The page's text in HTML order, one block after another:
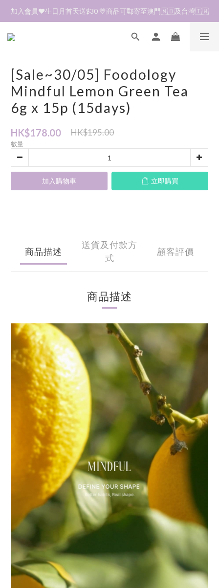
加入會員❤️生日月首天送$30 💛商品可郵寄至澳門🇲🇴及台灣🇹🇼
加入會員❤️生日月首天送$30 💛商品可郵寄至澳門🇲🇴及台灣🇹🇼
到貨資訊🛎️商品均由韓國直送到香港🇭🇰落單後約7～14天收貨
加入會員❤️生日月首天送$30 💛商品可郵寄至澳門🇲🇴及台灣🇹🇼
[Sale~30/05] Foodology
Mindful Lemon Green Tea
6g x 15p (15days)
HK$178.00 HK$195.00
數量
加入購物車 立即購買
商品描述
送貨及付款方
式
顧客評價
商品描述